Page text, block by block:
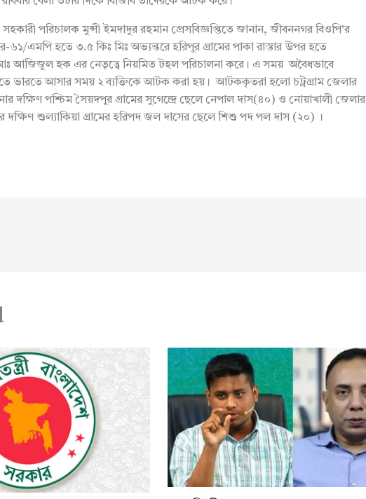
সহকারী পরিচালক মুন্সী ইমদাদুর রহমান প্রেসবিজ্ঞপ্তিতে জানান, জীবননগর বিওপি’র
৬১/এমপি হতে ৩.৫ কিঃ মিঃ অভ্যন্তরে হরিপুর গ্রামের পাকা রাস্তার উপর হতে
আজিজুল হক এর নেতৃত্বে নিয়মিত টহল পরিচালনা করে। এ সময় অবৈধভাবে
ভারতে আসার সময় ২ ব্যক্তিকে আটক করা হয়। আটককৃতরা হলো চট্রগ্রাম জেলার
দক্ষিণ পশ্চিম সৈয়দপুর গ্রামের সুগেন্দ্রে ছেলে নেপাল দাস(৪০) ও নোয়াখালী জেলার
দক্ষিণ শুল্যাকিয়া গ্রামের হরিপদ জল দাসের ছেলে শিশু পদ পল দাস (২০) ।